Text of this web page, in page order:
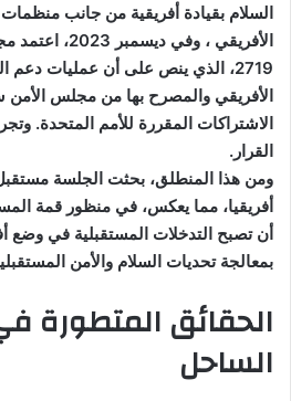
السلام بقيادة أفريقية من جانب منظمات
الأفريقي ، وفي
2719، الذي ينص على أن عمليات دعم
الأفريقي والمصرح بها من مجلس
الاشتراكات المقررة للأمم المتحدة.
القرار.
ومن هذا المنطلق، بحثت الجلسة
أفريقيا، مما يعكس، في منظور قمة
أن تصبح التدخلات المستقبلية في وضع
بمعالجة تحديات السلام والأمن
الحقائق المتطورة
الساحل